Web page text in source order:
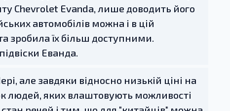
Chevrolet Evanda, лише доводить його
автомобілів можна і в цій
зробила їх більш доступними.
Еванда.
але завдяки відносно низькій ціні на
людей, яких влаштовують можливості